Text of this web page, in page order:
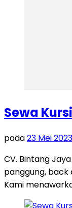
Sewa
pada23 Mei 2023
CV. Bintang
panggung, back
Kami